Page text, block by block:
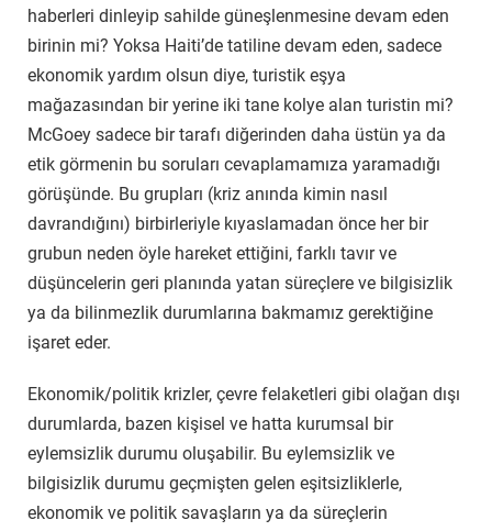
haberleri dinleyip sahilde güneşlenmesine devam eden
birinin mi? Yoksa Haiti’de tatiline devam eden, sadece
ekonomik yardım olsun diye, turistik eşya
mağazasından bir yerine iki tane kolye alan turistin mi?
McGoey sadece bir tarafı diğerinden daha üstün ya da
etik görmenin bu soruları cevaplamamıza yaramadığı
görüşünde. Bu grupları (kriz anında kimin nasıl
davrandığını) birbirleriyle kıyaslamadan önce her bir
grubun neden öyle hareket ettiğini, farklı tavır ve
düşüncelerin geri planında yatan süreçlere ve bilgisizlik
ya da bilinmezlik durumlarına bakmamız gerektiğine
işaret eder.
Ekonomik/politik krizler, çevre felaketleri gibi olağan dışı
durumlarda, bazen kişisel ve hatta kurumsal bir
eylemsizlik durumu oluşabilir. Bu eylemsizlik ve
bilgisizlik durumu geçmişten gelen eşitsizliklerle,
ekonomik ve politik savaşların ya da süreçlerin